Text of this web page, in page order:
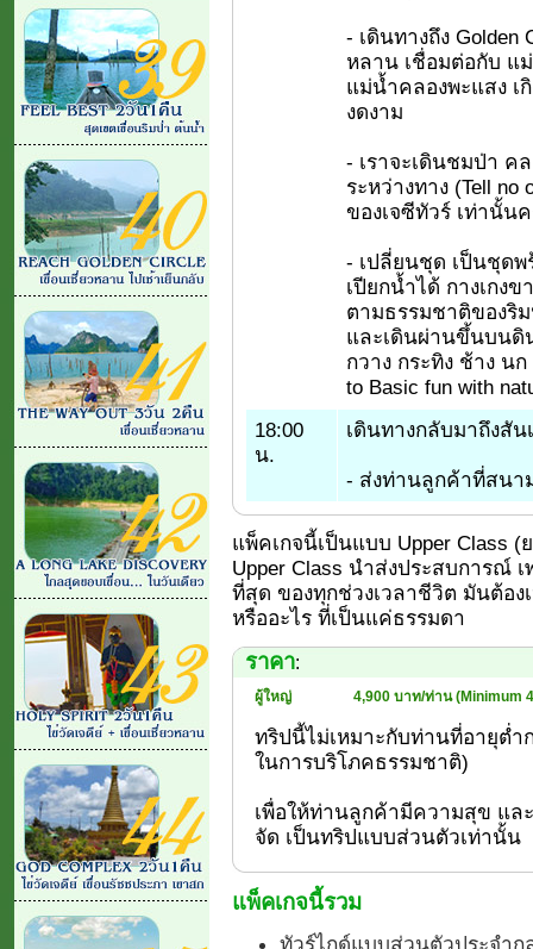
- เดินทางถึง Golden
หลาน เชื่อมต่อกับ แ
แม่น้ำคลองพะแสง เ
งดงาม
- เราจะเดินชมป่า ค
ระหว่างทาง (Tell no
ของเจซีทัวร์ เท่านั้น
- เปลี่ยนชุด เป็นชุดพ
เปียกน้ำได้ กางเกง
ตามธรรมชาติของริ
และเดินผ่านขึ้นบนดิ
กวาง กระทิง ช้าง น
to Basic fun with
18:00
น.
เดินทางกลับมาถึงสัน
- ส่งท่านลูกค้าที่สนา
แพ็คเกจนี้เป็นแบบ Upper Class (
Upper Class นำส่งประสบการณ์
ที่สุด ของทุกช่วงเวลาชีวิต มันต้อง
หรืออะไร ที่เป็นแค่ธรรมดา
ราคา:
ผู้ใหญ่ 4,900 บาท/ท่าน (Minimum
ทริปนี้ไม่เหมาะกับท่านที่อายุต่ำก
ในการบริโภคธรรมชาติ)
เพื่อให้ท่านลูกค้ามีความสุข แล
จัด เป็นทริปแบบส่วนตัวเท่านั้น
แพ็คเกจนี้รวม
ทัวร์ไกด์แบบส่วนตัวประจำก